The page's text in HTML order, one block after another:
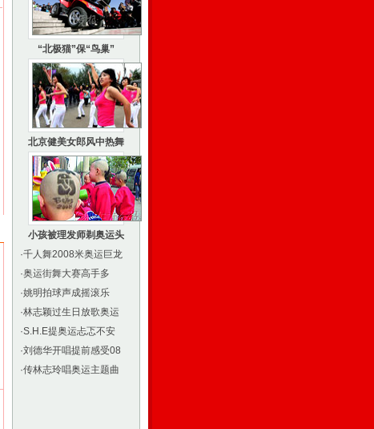
“北极猫”保“鸟巢”
北京健美女郎风中热舞
小孩被理发师剃奥运头
·千人舞2008米奥运巨龙
·奥运街舞大赛高手多
·姚明拍球声成摇滚乐
·林志颖过生日放歌奥运
·S.H.E提奥运忐忑不安
·刘德华开唱提前感受08
·传林志玲唱奥运主题曲